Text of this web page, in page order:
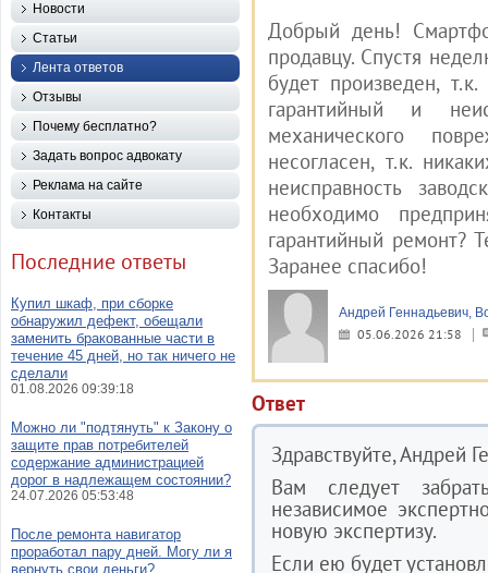
Добрый день!
продавцу. Спустя
будет произведен,
гарантийный и
механического
несогласен, т.к.
неисправность
необходимо
гарантийный ремонт?
Заранее спасибо!
Андрей Геннадьевич,
05.06.2026 21:58
Ответ
Здравствуйте, Андрей
Вам следует
независимое
новую экспертизу.
Если ею будет
Новости
Статьи
Лента ответов
Отзывы
Почему бесплатно?
Задать вопрос адвокату
Реклама на сайте
Контакты
Последние ответы
Купил шкаф, при сборке
обнаружил дефект, обещали
заменить бракованные части в
течение 45 дней, но так ничего не
сделали
01.08.2026 09:39:18
Можно ли "подтянуть" к Закону о
защите прав потребителей
содержание администрацией
дорог в надлежащем состоянии?
24.07.2026 05:53:48
После ремонта навигатор
проработал пару дней. Могу ли я
вернуть свои деньги?